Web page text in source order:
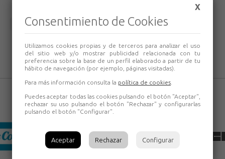
Volver
X
Consentimiento de Cookies
Utilizamos cookies propias y de terceros para analizar el uso
del sitio web y/o mostrar publicidad relacionada con tu
preferencia sobre la base de un perfil elaborado a partir de tu
hábito de navegación (por ejemplo, páginas visitadas).
Para más información consulta la política de cookies
Puedes aceptar todas las cookies pulsando el botón "Aceptar",
rechazar su uso pulsando el botón "Rechazar" y configurarlas
pulsando el botón "Configurar".
Aceptar Rechazar Configurar